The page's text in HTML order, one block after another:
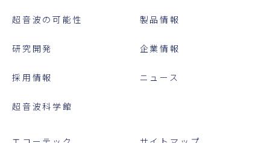
超音波の可能性 製品情報
研究開発 企業情報
採用情報 ニュース
超音波科学館